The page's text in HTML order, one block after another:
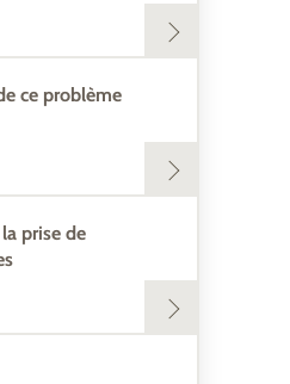
ce problème
prise de